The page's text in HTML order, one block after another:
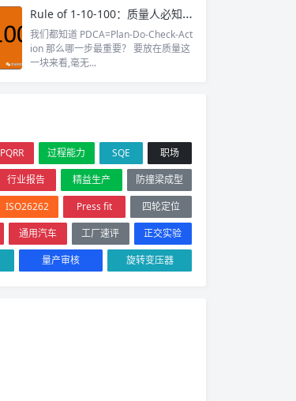
Rule of 1-10-100：质量人必知之法则
我们都知道 PDCA=Plan-Do-Check-Act
ion 那么哪一步最重要？ 要放在质量这
一块来看,毫无...
PQRR 过程能力 SQE
职场
行业报告 精益生产
防撞梁成型
ISO26262 Press fit
四轮定位
通用汽车 工厂速评
正交实验
量产审核 旋转变压器